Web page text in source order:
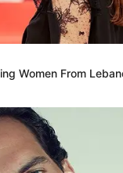
Women From